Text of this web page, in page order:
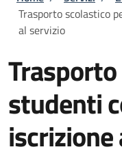
Trasporto scolastico
al servizio
studenti